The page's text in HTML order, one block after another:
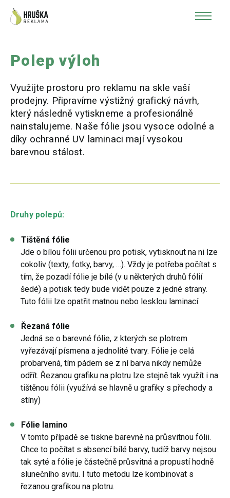
Polep výloh
Využijte prostoru pro reklamu na skle vaší
prodejny. Připravíme výstižný grafický návrh,
který následně vytiskneme a profesionálně
nainstalujeme. Naše fólie jsou vysoce odolné a
díky ochranné UV laminaci mají vysokou
barevnou stálost.
Druhy polepů:
Tištěná fólie
Jde o bílou fólii určenou pro potisk, vytisknout na ni lze
cokoliv (texty, fotky, barvy, …). Vždy je potřeba počítat s
tím, že pozadí fólie je bílé (v u některých druhů fólií
šedé) a potisk tedy bude vidět pouze z jedné strany.
Tuto fólii lze opatřit matnou nebo lesklou laminací.
Řezaná fólie
Jedná se o barevné fólie, z kterých se plotrem
vyřezávají písmena a jednolité tvary. Fólie je celá
probarvená, tím pádem se z ní barva nikdy nemůže
odřít. Řezanou grafiku na plotru lze stejně tak využít i na
tištěnou fólii (využívá se hlavně u grafiky s přechody a
stíny)
Fólie lamino
V tomto případě se tiskne barevně na průsvitnou fólii.
Chce to počítat s absencí bílé barvy, tudíž barvy nejsou
tak syté a fólie je částečně průsvitná a propustí hodně
slunečního svitu. I tuto metodu lze kombinovat s
řezanou grafikou na plotru.